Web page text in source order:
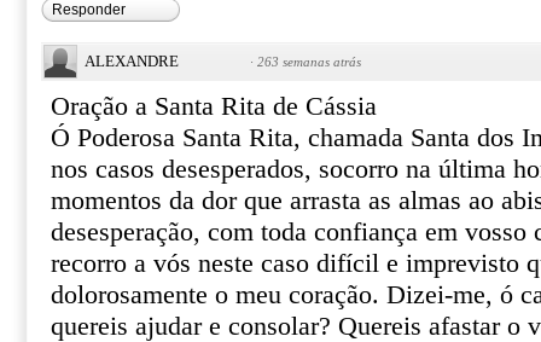
Responder
ALEXANDRE · 263 semanas atrás
Oração a Santa Rita de Cássia
Ó Poderosa Santa Rita, chamada Santa dos
nos casos desesperados, socorro na última
momentos da dor que arrasta as almas ao
desesperação, com toda confiança em vosso
recorro a vós neste caso difícil e imprevisto
dolorosamente o meu coração. Dizei-me, ó
quereis ajudar e consolar? Quereis afastar o